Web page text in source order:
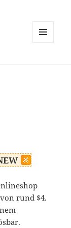
rund $4.